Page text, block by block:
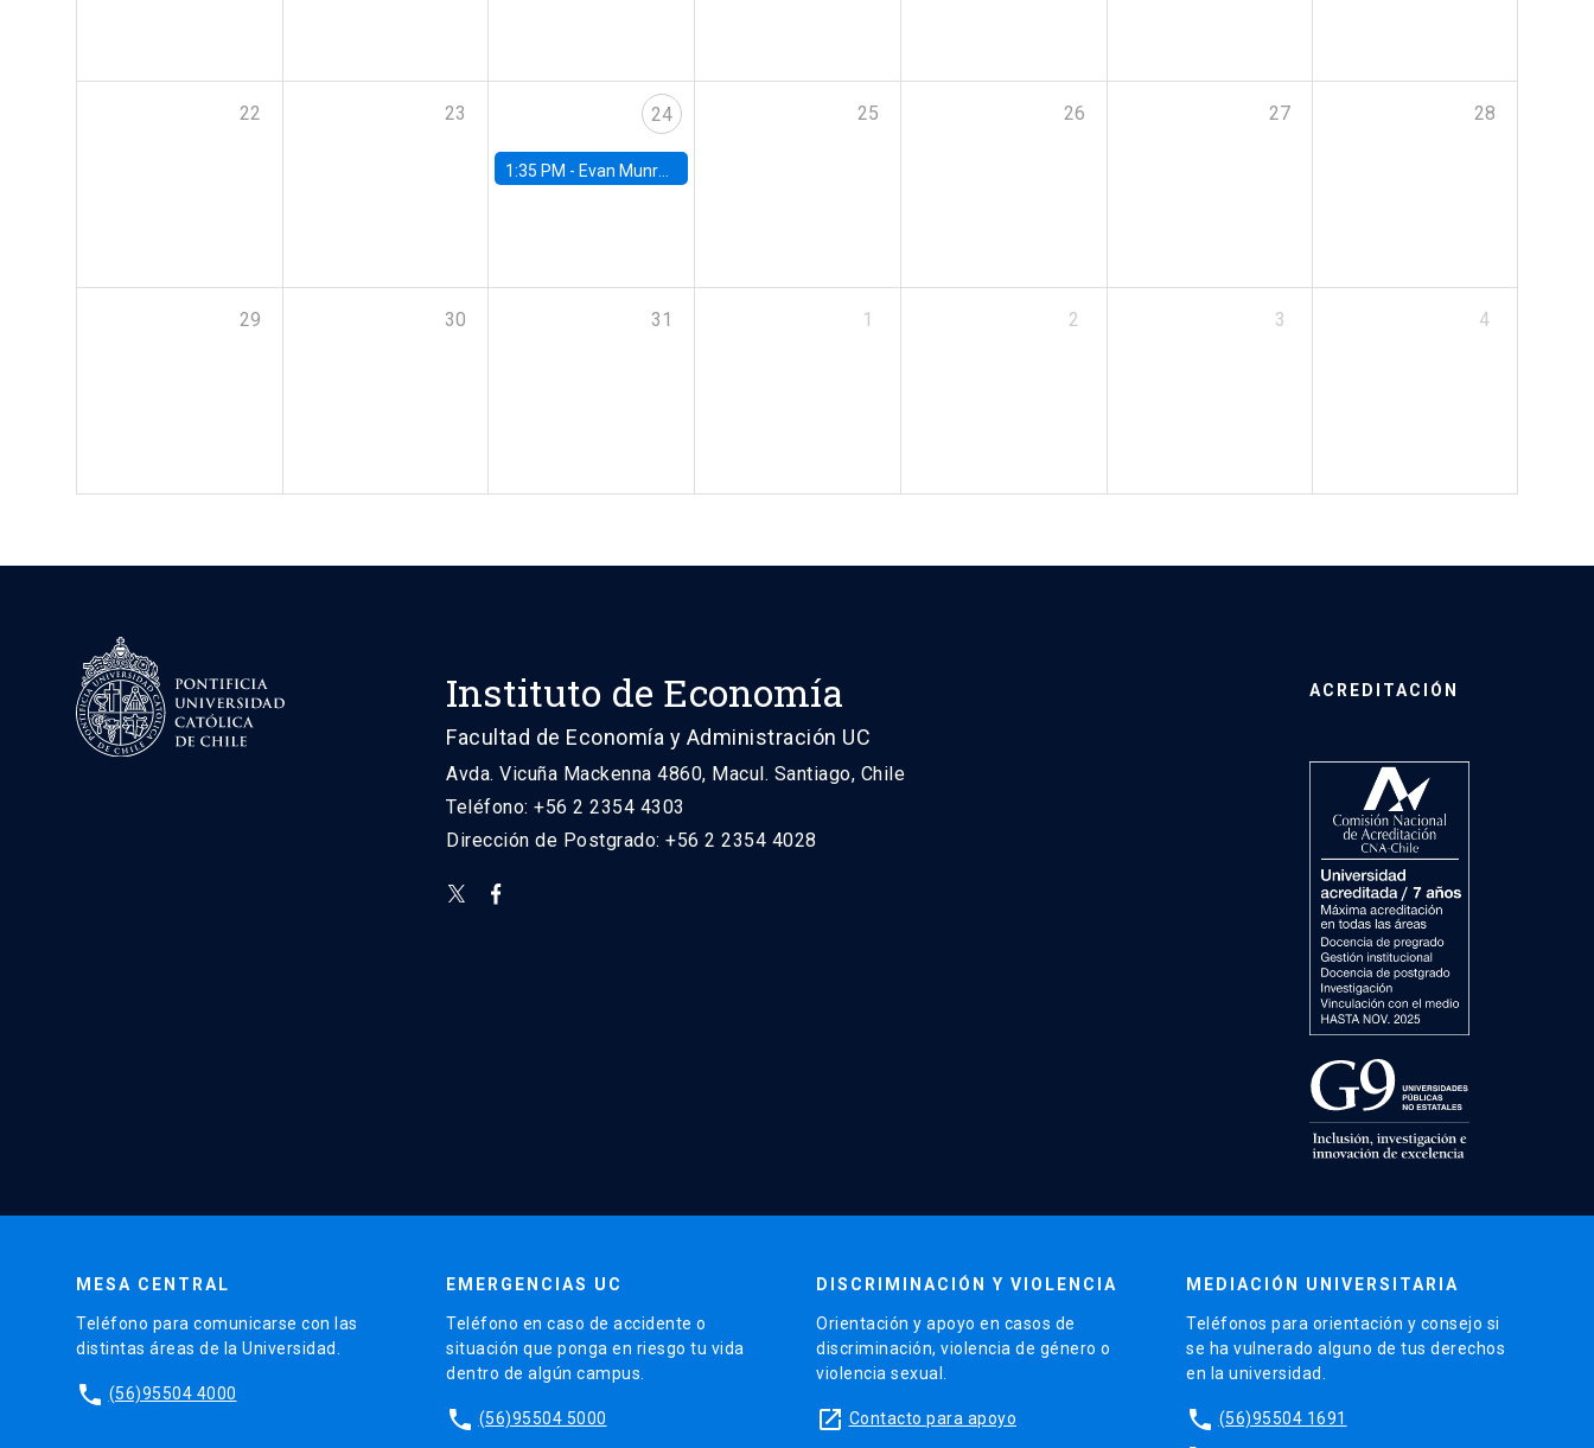
22 23 24
1:35 PM - Evan Munro, Neyman Visiting Assistant Professor in the Department of Statistics at UC Berkeley
25 26 27 28
29 30 31 1 2 3 4
Instituto de Economía
Facultad de Economía y Administración UC
Avda. Vicuña Mackenna 4860, Macul. Santiago, Chile
Teléfono: +56 2 2354 4303
Dirección de Postgrado: +56 2 2354 4028
ACREDITACIÓN
MESA CENTRAL
Teléfono para comunicarse con las
distintas áreas de la Universidad.
phone (56)95504 4000
EMERGENCIAS UC
Teléfono en caso de accidente o
situación que ponga en riesgo tu vida
dentro de algún campus.
phone (56)95504 5000
DISCRIMINACIÓN Y VIOLENCIA
Orientación y apoyo en casos de
discriminación, violencia de género o
violencia sexual.
launch Contacto para apoyo
MEDIACIÓN UNIVERSITARIA
Teléfonos para orientación y consejo si
se ha vulnerado alguno de tus derechos
en la universidad.
phone (56)95504 1691